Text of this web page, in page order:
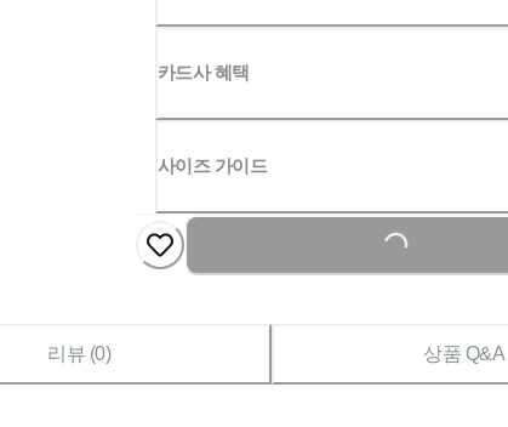
카드사 혜택
사이즈 가이드
Loading...
리뷰 (0) 상품 Q&A